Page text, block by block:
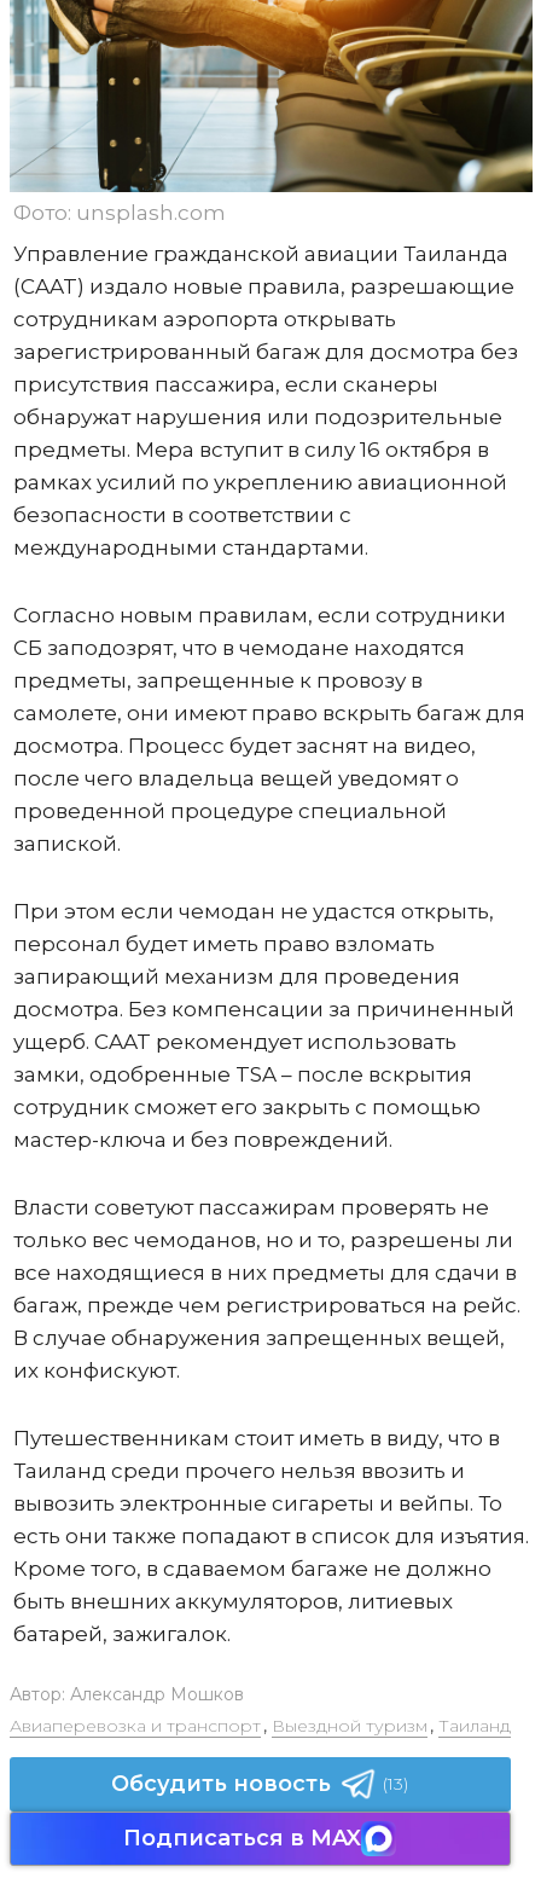
Фото: unsplash.com
Управление гражданской авиации Таиланда
(CAAT) издало новые правила, разрешающие
сотрудникам аэропорта открывать
зарегистрированный багаж для досмотра без
присутствия пассажира, если сканеры
обнаружат нарушения или подозрительные
предметы. Мера вступит в силу 16 октября в
рамках усилий по укреплению авиационной
безопасности в соответствии с
международными стандартами.
Согласно новым правилам, если сотрудники
СБ заподозрят, что в чемодане ​​находятся
предметы, запрещенные к провозу в
самолете, они имеют право вскрыть багаж для
досмотра. Процесс будет заснят на видео,
после чего владельца вещей уведомят о
проведенной процедуре специальной
запиской.
При этом если чемодан не удастся открыть,
персонал будет иметь право взломать
запирающий механизм для проведения
досмотра. Без компенсации за причиненный
ущерб. CAAT рекомендует использовать
замки, одобренные TSA – после вскрытия
сотрудник сможет его закрыть с помощью
мастер-ключа и без повреждений.
Власти советуют пассажирам проверять не
только вес чемоданов, но и то, разрешены ли
все находящиеся в них предметы для сдачи в
багаж, прежде чем регистрироваться на рейс.
В случае обнаружения запрещенных вещей,
их конфискуют.
Путешественникам стоит иметь в виду, что в
Таиланд среди прочего нельзя ввозить и
вывозить электронные сигареты и вейпы. То
есть они также попадают в список для изъятия.
Кроме того, в сдаваемом багаже не должно
быть внешних аккумуляторов, литиевых
батарей, зажигалок.
Автор: Александр Мошков
Авиаперевозка и транспорт, Выездной туризм , Таиланд
Обсудить новость (13)
Подписаться в MAX